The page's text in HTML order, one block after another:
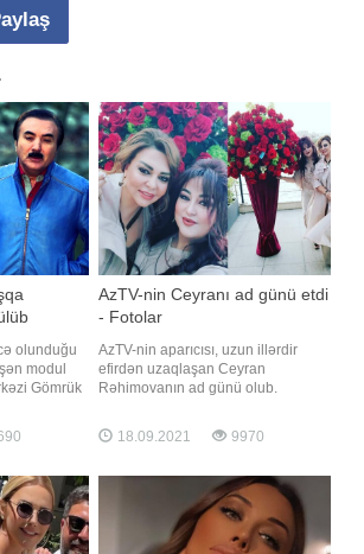
olunduğu
modul
Gömrük
Qasımov
ki,
yoluxub.
AzTV-nin Ceyranı ad günü etdi
- Fotolar
AzTV-nin aparıcısı, uzun illərdir
efirdən uzaqlaşan Ceyran
Rəhimovanın ad günü olub.
o, özəl gününü yaxınları ilə qeyd
edib. Ad günündən şəkilləri Xalq
şəbəkədə paylaşıb. Qeyd edək ki,
C.Rəhimova AzTV-dən
uzaqlaşdıqdan sonra televiziy
18.09.2021 9970